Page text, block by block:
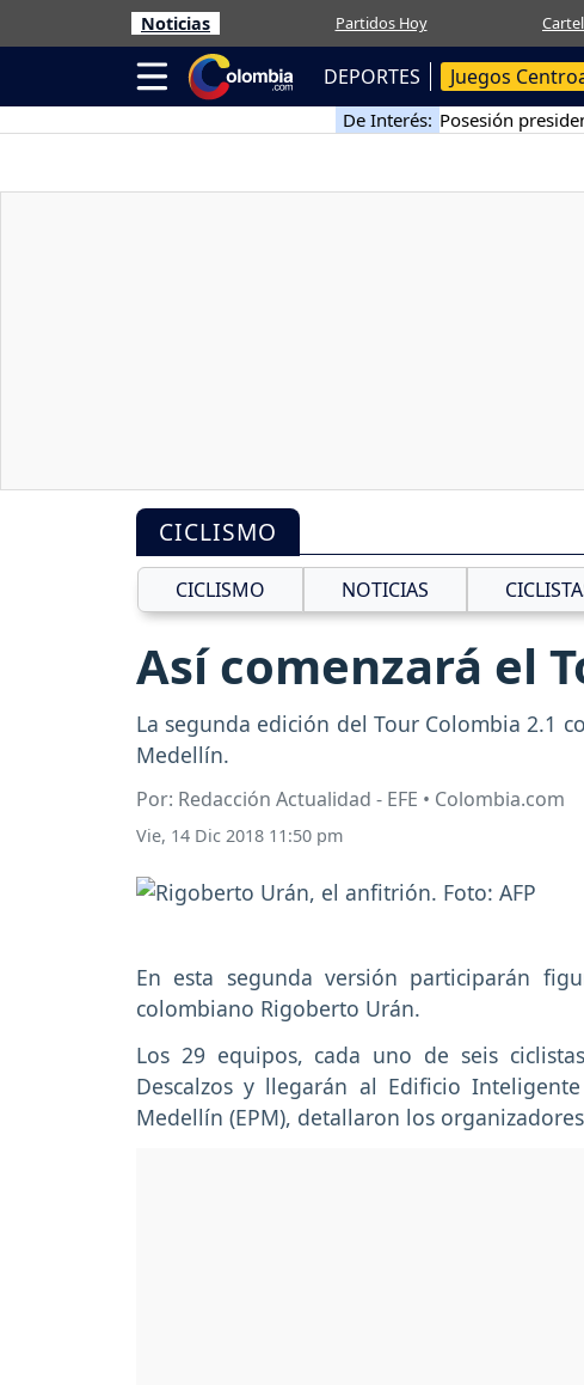
Noticias Partidos Hoy
DEPORTES Juegos
De Interés: Posesión
CICLISMO
CICLISMO NOTICIAS
Así comenzará el
La segunda edición del Tour Colombia 2.1
Medellín.
Por: Redacción Actualidad - EFE • Colombia.com
Vie, 14 Dic 2018 11:50 pm
En esta segunda versión participarán
colombiano Rigoberto Urán.
Los 29 equipos, cada uno de seis
Descalzos y llegarán al Edificio
Medellín (EPM), detallaron los